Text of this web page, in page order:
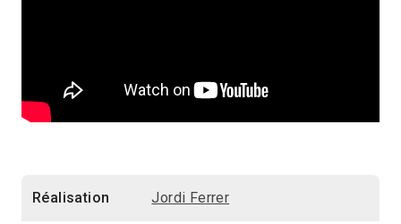
Réalisation Jordi Ferrer